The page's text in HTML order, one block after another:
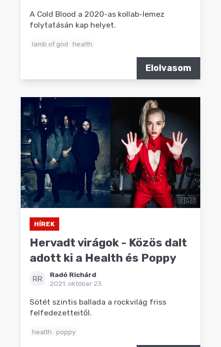
A Cold Blood a 2020-as kollab-lemez
folytatásán kap helyet.
lamb of god health
Elolvasom
HÍREK
Hervadt virágok - Közös dalt
adott ki a Health és Poppy
RR
Radó Richárd
2021. október 23.
Sötét szintis ballada a rockvilág friss
felfedezetteitől.
health poppy